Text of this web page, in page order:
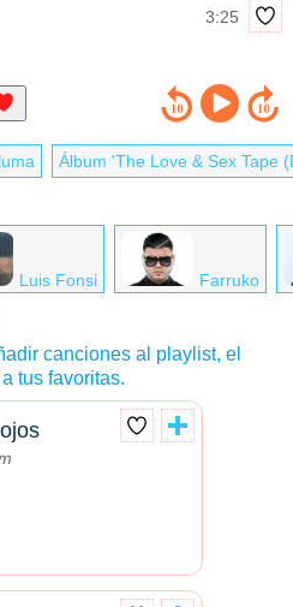
3:25
Álbum 'The Love & Sex Tape
Luis Fonsi Farruko
canciones al playlist, el
tus favoritas.